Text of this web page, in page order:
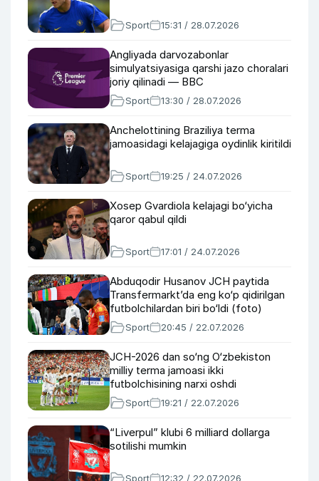
Sport 15:31 / 28.07.2026
Angliyada darvozabonlar
simulyatsiyasiga qarshi jazo choralari
joriy qilinadi — BBC
Sport 13:30 / 28.07.2026
Anchelottining Braziliya terma
jamoasidagi kelajagiga oydinlik kiritildi
Sport 19:25 / 24.07.2026
Xosep Gvardiola kelajagi bo‘yicha
qaror qabul qildi
Sport 17:01 / 24.07.2026
Abduqodir Husanov JCH paytida
Transfermarkt’da eng ko‘p qidirilgan
futbolchilardan biri bo‘ldi (foto)
Sport 20:45 / 22.07.2026
JCH-2026 dan so‘ng O‘zbekiston
milliy terma jamoasi ikki
futbolchisining narxi oshdi
Sport 19:21 / 22.07.2026
“Liverpul” klubi 6 milliard dollarga
sotilishi mumkin
Sport 12:32 / 22.07.2026